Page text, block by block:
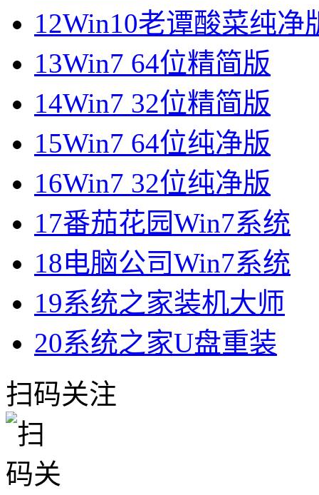
12Win10老谭酸菜纯净
13Win7 64位精简版
14Win7 32位精简版
15Win7 64位纯净版
16Win7 32位纯净版
17番茄花园Win7系统
18电脑公司Win7系统
19系统之家装机大师
20系统之家U盘重装
扫码关注